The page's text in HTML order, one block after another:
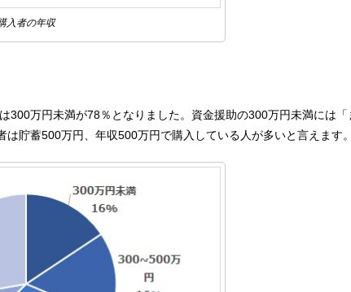
入者の年収
300万円未満が78％となりました。資金援助の300万円未満には「
貯蓄500万円、年収500万円で購入している人が多いと言えます